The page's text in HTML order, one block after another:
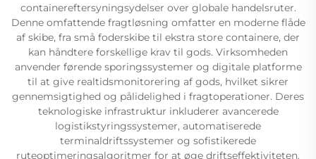
containereftersyningsydelser over globale handelsruter.
Denne omfattende fragtløsning omfatter en moderne flåde
af skibe, fra små foderskibe til ekstra store containere, der
kan håndtere forskellige krav til gods. Virksomheden
anvender førende sporingssystemer og digitale platforme
til at give realtidsmonitorering af gods, hvilket sikrer
gennemsigtighed og pålidelighed i fragtoperationer. Deres
teknologiske infrastruktur inkluderer avancerede
logistikstyringssystemer, automatiserede
terminaldriftssystemer og sofistikerede
ruteoptimeringsalgoritmer for at øge driftseffektiviteten.